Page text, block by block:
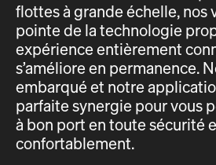
flottes à grande échelle, nos
pointe de la technologie
expérience entièrement
s’améliore en permanence.
embarqué et notre
parfaite synergie pour vous
à bon port en toute sécurité
confortablement.